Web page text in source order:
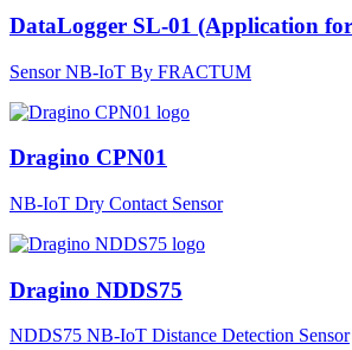
DataLogger SL-01 (Application
Sensor NB-IoT By FRACTUM
Dragino CPN01
NB-IoT Dry Contact Sensor
Dragino NDDS75
NDDS75 NB-IoT Distance Detection Sensor